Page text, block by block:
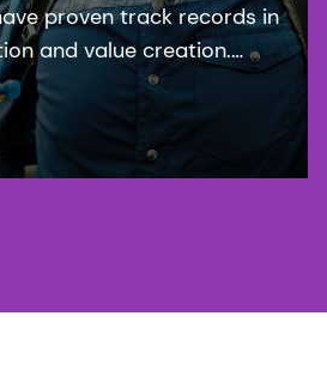
proven track records in
and value creation.
that ensures we
way.